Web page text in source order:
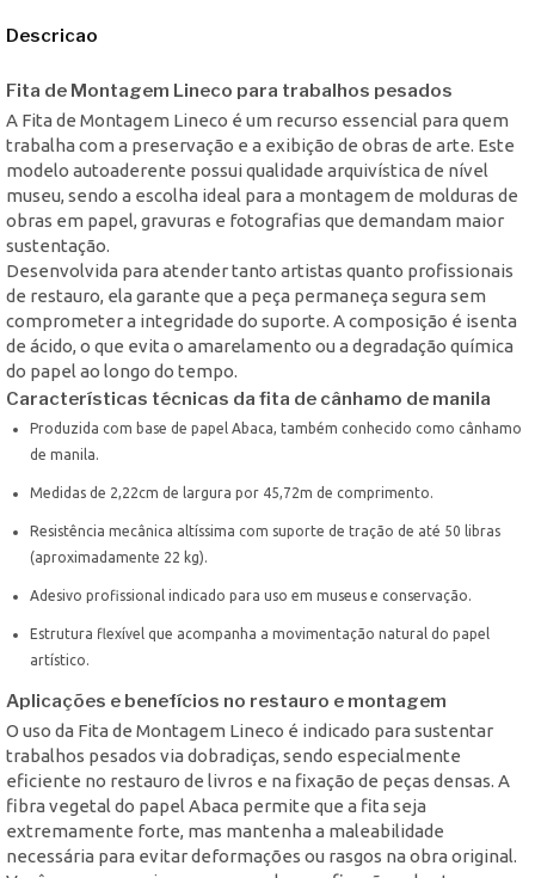
Descricao
Fita de Montagem Lineco para trabalhos pesados
A Fita de Montagem Lineco é um recurso essencial para quem
trabalha com a preservação e a exibição de obras de arte. Este
modelo autoaderente possui qualidade arquivística de nível
museu, sendo a escolha ideal para a montagem de molduras de
obras em papel, gravuras e fotografias que demandam maior
sustentação.
Desenvolvida para atender tanto artistas quanto profissionais
de restauro, ela garante que a peça permaneça segura sem
comprometer a integridade do suporte. A composição é isenta
de ácido, o que evita o amarelamento ou a degradação química
do papel ao longo do tempo.
Características técnicas da fita de cânhamo de manila
Produzida com base de papel Abaca, também conhecido como cânhamo
de manila.
Medidas de 2,22cm de largura por 45,72m de comprimento.
Resistência mecânica altíssima com suporte de tração de até 50 libras
(aproximadamente 22 kg).
Adesivo profissional indicado para uso em museus e conservação.
Estrutura flexível que acompanha a movimentação natural do papel
artístico.
Aplicações e benefícios no restauro e montagem
O uso da Fita de Montagem Lineco é indicado para sustentar
trabalhos pesados via dobradiças, sendo especialmente
eficiente no restauro de livros e na fixação de peças densas. A
fibra vegetal do papel Abaca permite que a fita seja
extremamente forte, mas mantenha a maleabilidade
necessária para evitar deformações ou rasgos na obra original.